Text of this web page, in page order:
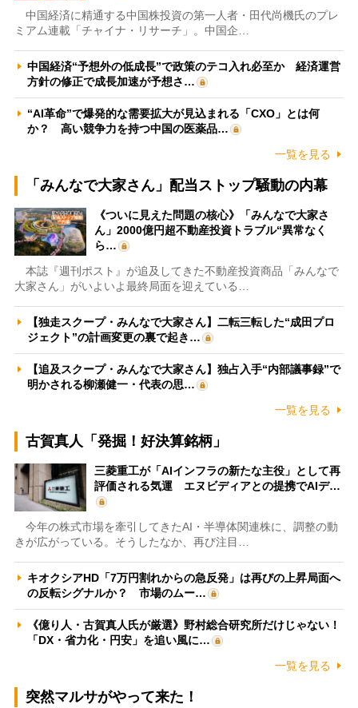
中国経済に精通する中国株投資の第一人者・田代尚機氏のプレ
ミアム連載「チャイナ・リサーチ」。中国企…
中国経済“予想外の低成長”で政策のテコ入れ必至か 経済運営
方針の修正で成長加速が予想さ…
“AI革命”で爆発的な需要拡大が見込まれる「CXO」とは何
か？ 高い競争力を持つ中国の医薬品…
一覧を見る
「みんなで大家さん」配当ストップ騒動の内幕
《ついに見えた問題の核心》「みんなで大家さ
ん」2000億円超不動産投資トラブル“異常なく
ら…
本誌『週刊ポスト』が追及してきた不動産投資商品「みんなで
大家さん」がいよいよ最終局面を迎えている…
【独走スクープ・みんなで大家さん】二転三転した“成田プロ
ジェクト”の計画変更の裏で起き…
【追及スクープ・みんなで大家さん】独占入手“内部議事録”で
明かされる柳瀬健一・代表の思…
一覧を見る
古賀真人「発掘！好決算銘柄」
三菱重工が「AIインフラの新たな主役」として再
評価される気運 エヌビディアとの提携でAIデ…
今年の株式市場を牽引してきたAI・半導体関連株に、調整の動
きが広がっている。そうしたなか、再び注目…
キオクシアHD「7万円割れからの急反発」は再びの上昇局面へ
の反転シグナルか？ 市場のムー…
《億り人・古賀真人氏が厳選》野村総合研究所だけじゃない！
「DX・省力化・円安」を追い風に…
一覧を見る
突然マルサがやって来た！